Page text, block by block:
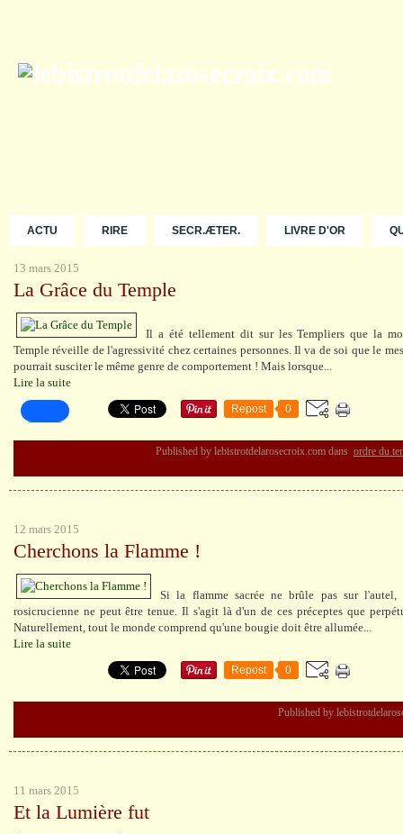
ACTU RIRE SECR.ÆTER. LIVRE D'OR
13 mars 2015
La Grâce du Temple
Il a été tellement dit sur les Templiers que la
Temple réveille de l'agressivité chez certaines personnes. Il va de soi que le
pourrait susciter le même genre de comportement ! Mais lorsque...
Lire la suite
Repost 0
Published by lebistrotdelarosecroix.com dans ordre du
12 mars 2015
Cherchons la Flamme !
Si la flamme sacrée ne brûle pas sur l'autel,
rosicrucienne ne peut être tenue. Il s'agit là d'un de ces préceptes que
Naturellement, tout le monde comprend qu'une bougie doit être allumée...
Lire la suite
Repost 0
Published by
11 mars 2015
Et la Lumière fut